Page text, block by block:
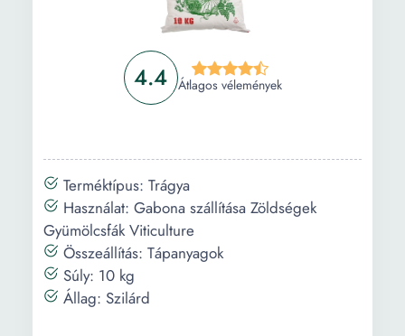
4.4 Átlagos vélemények
Terméktípus: Trágya
Használat: Gabona szállítása Zöldségek
Gyümölcsfák Viticulture
Összeállítás: Tápanyagok
Súly: 10 kg
Állag: Szilárd